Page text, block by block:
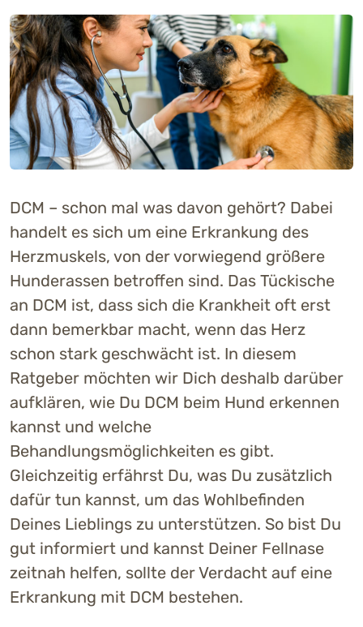
DCM – schon mal was davon gehört? Dabei
handelt es sich um eine Erkrankung des
Herzmuskels, von der vorwiegend größere
Hunderassen betroffen sind. Das Tückische
an DCM ist, dass sich die Krankheit oft erst
dann bemerkbar macht, wenn das Herz
schon stark geschwächt ist. In diesem
Ratgeber möchten wir Dich deshalb darüber
aufklären, wie Du DCM beim Hund erkennen
kannst und welche
Behandlungsmöglichkeiten es gibt.
Gleichzeitig erfährst Du, was Du zusätzlich
dafür tun kannst, um das Wohlbefinden
Deines Lieblings zu unterstützen. So bist Du
gut informiert und kannst Deiner Fellnase
zeitnah helfen, sollte der Verdacht auf eine
Erkrankung mit DCM bestehen.